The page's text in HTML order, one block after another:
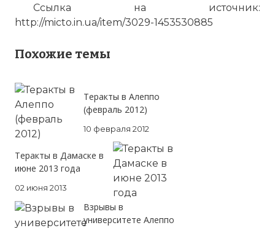
Ссылка на источник:
http://micto.in.ua/item/3029-1453530885
Похожие темы
Теракты в Алеппо
(февраль 2012)
10 февраля 2012
Теракты в Дамаске в
июне 2013 года
02 июня 2013
Взрывы в
университете Алеппо